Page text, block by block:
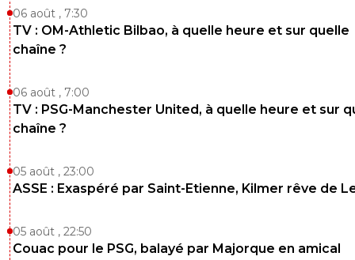
06 août , 7:30
TV : OM-Athletic Bilbao, à quelle heure et sur quelle
chaîne ?
06 août , 7:00
TV : PSG-Manchester United, à quelle heure et sur
chaîne ?
05 août , 23:00
ASSE : Exaspéré par Saint-Etienne, Kilmer rêve de
05 août , 22:50
Couac pour le PSG, balayé par Majorque en amical